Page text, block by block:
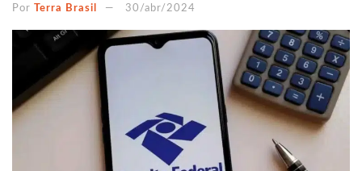
Por Terra Brasil 30/abr/2024